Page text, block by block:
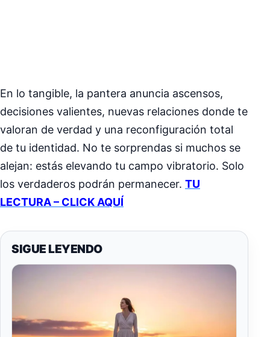
En lo tangible, la pantera anuncia ascensos,
decisiones valientes, nuevas relaciones donde te
valoran de verdad y una reconfiguración total
de tu identidad. No te sorprendas si muchos se
alejan: estás elevando tu campo vibratorio. Solo
los verdaderos podrán permanecer. TU
LECTURA – CLICK AQUÍ
SIGUE LEYENDO